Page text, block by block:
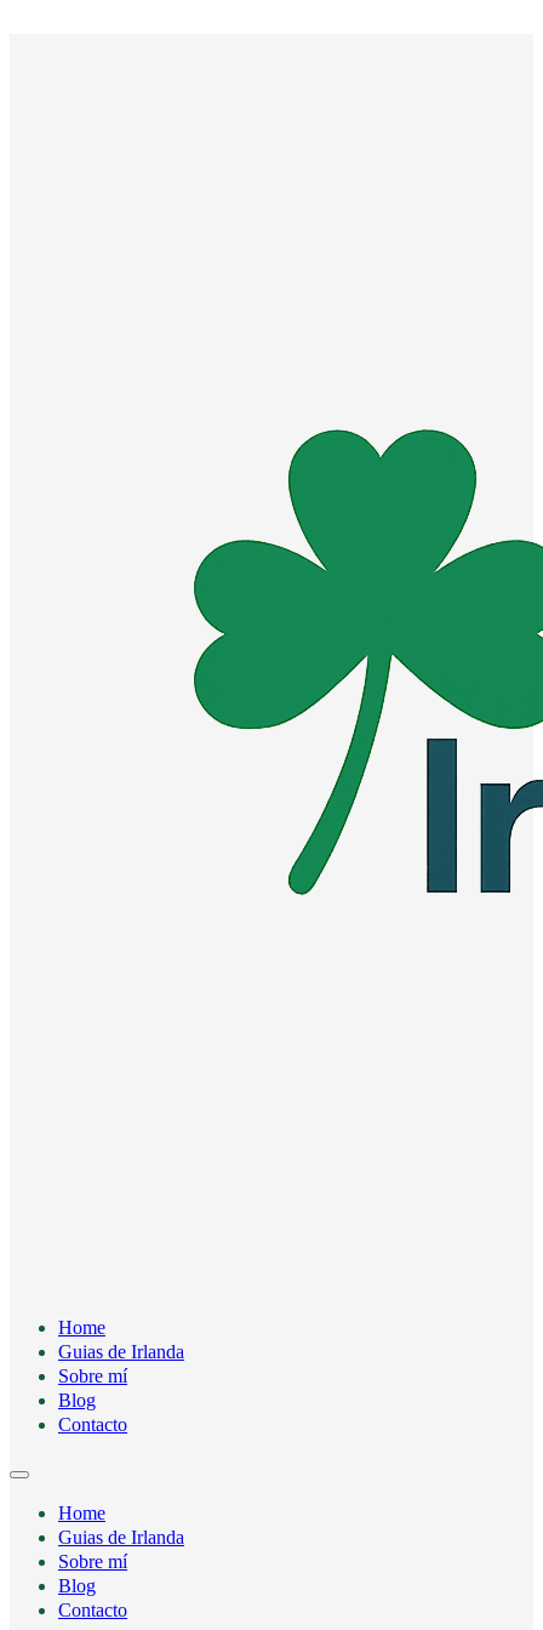
Home
Guias de Irlanda
Sobre mí
Blog
Contacto
Home
Guias de Irlanda
Sobre mí
Blog
Contacto